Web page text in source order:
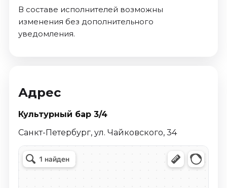
В составе исполнителей возможны
изменения без дополнительного
уведомления.
Адрес
Культурный бар 3/4
Санкт-Петербург, ул. Чайковского, 34